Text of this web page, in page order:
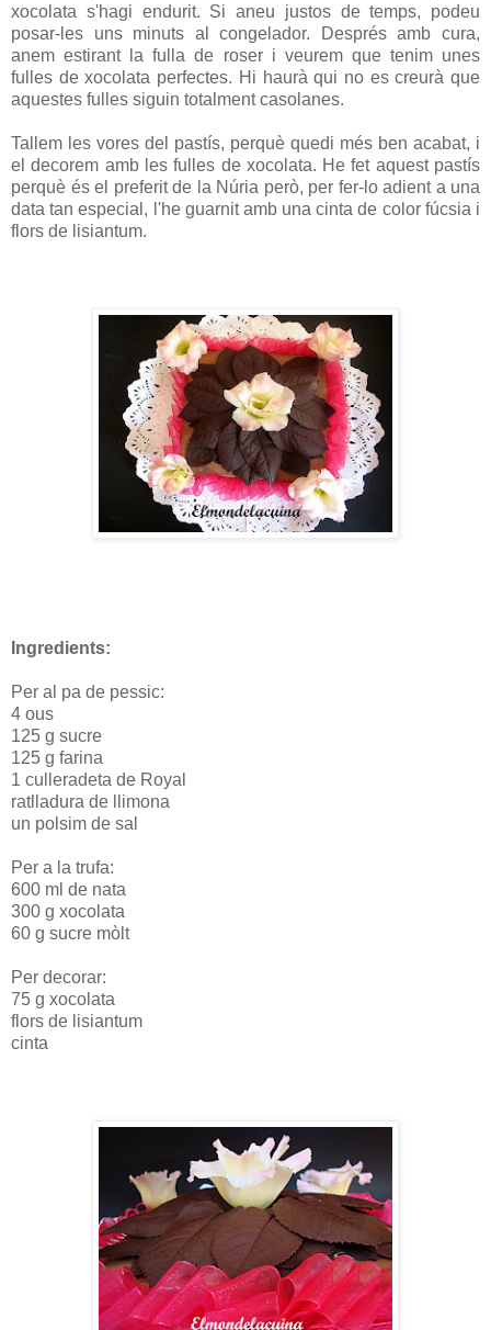
xocolata s'hagi endurit. Si aneu justos de temps, podeu
posar-les uns minuts al congelador. Després amb cura,
anem estirant la fulla de roser i veurem que tenim unes
fulles de xocolata perfectes. Hi haurà qui no es creurà que
aquestes fulles siguin totalment casolanes.
Tallem les vores del pastís, perquè quedi més ben acabat, i
el decorem amb les fulles de xocolata. He fet aquest pastís
perquè és el preferit de la Núria però, per fer-lo adient a una
data tan especial, l'he guarnit amb una cinta de color fúcsia i
flors de lisiantum.
Ingredients:
Per al pa de pessic:
4 ous
125 g sucre
125 g farina
1 culleradeta de Royal
ratlladura de llimona
un polsim de sal
Per a la trufa:
600 ml de nata
300 g xocolata
60 g sucre mòlt
Per decorar:
75 g xocolata
flors de lisiantum
cinta